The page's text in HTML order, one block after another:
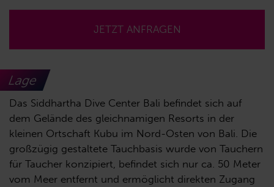
JETZT ANFRAGEN
Lage
Das Siddhartha Dive Center Bali befindet sich auf
dem Gelände des gleichnamigen Resorts in der
kleinen Ortschaft Kubu im Nord-Osten von Bali. Die
großzügig gestaltete Tauchbasis wurde von Tauchern
für Taucher konzipiert, befindet sich nur ca. 50 Meter
vom Meer entfernt und ermöglicht direkten Zugang